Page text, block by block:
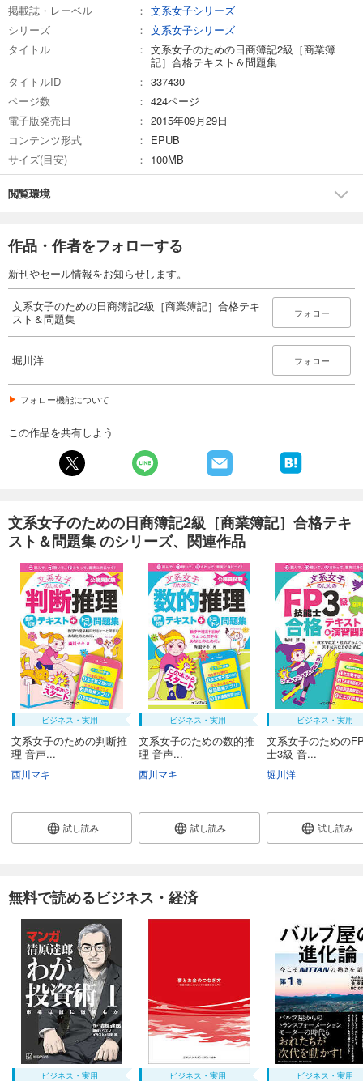
掲載誌・レーベル
文系女子シリーズ
シリーズ
文系女子シリーズ
タイトル
文系女子のための日商簿記2級［商業簿
記］合格テキスト＆問題集
タイトルID
337430
ページ数
424ページ
電子版発売日
2015年09月29日
コンテンツ形式
EPUB
サイズ(目安)
100MB
閲覧環境
作品・作者をフォローする
新刊やセール情報をお知らせします。
文系女子のための日商簿記2級［商業簿記］合格テキ
スト＆問題集
フォロー
堀川洋 フォロー
フォロー機能について
この作品を共有しよう
文系女子のための日商簿記2級［商業簿記］合格テキ
スト＆問題集 のシリーズ、関連作品
ビジネス・実用
文系女子のための判断推
理 音声...
西川マキ
試し読み
ビジネス・実用
文系女子のための数的推
理 音声...
西川マキ
試し読み
ビジネス・実用
文系女子のための
士3級 音...
堀川洋
試し読み
無料で読めるビジネス・経済
ビジネス・実用 ビジネス・実用 ビジネス・実用